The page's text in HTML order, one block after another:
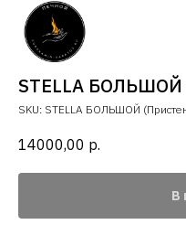
STELLA
SKU: STELLA БОЛЬШОЙ
14000,00 р.
В